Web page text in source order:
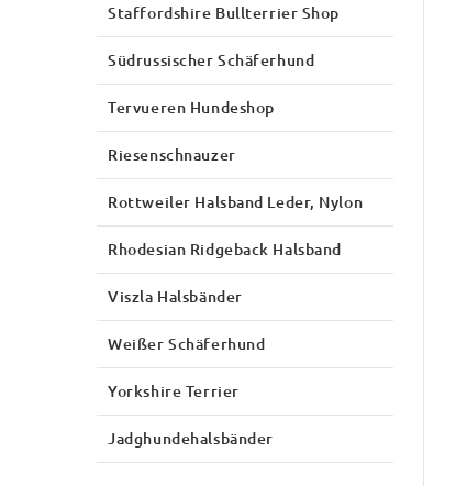
Staffordshire Bullterrier Shop
Südrussischer Schäferhund
Tervueren Hundeshop
Riesenschnauzer
Rottweiler Halsband Leder, Nylon
Rhodesian Ridgeback Halsband
Viszla Halsbänder
Weißer Schäferhund
Yorkshire Terrier
Jadghundehalsbänder